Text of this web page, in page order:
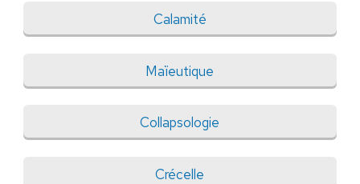
Calamité
Maïeutique
Collapsologie
Crécelle